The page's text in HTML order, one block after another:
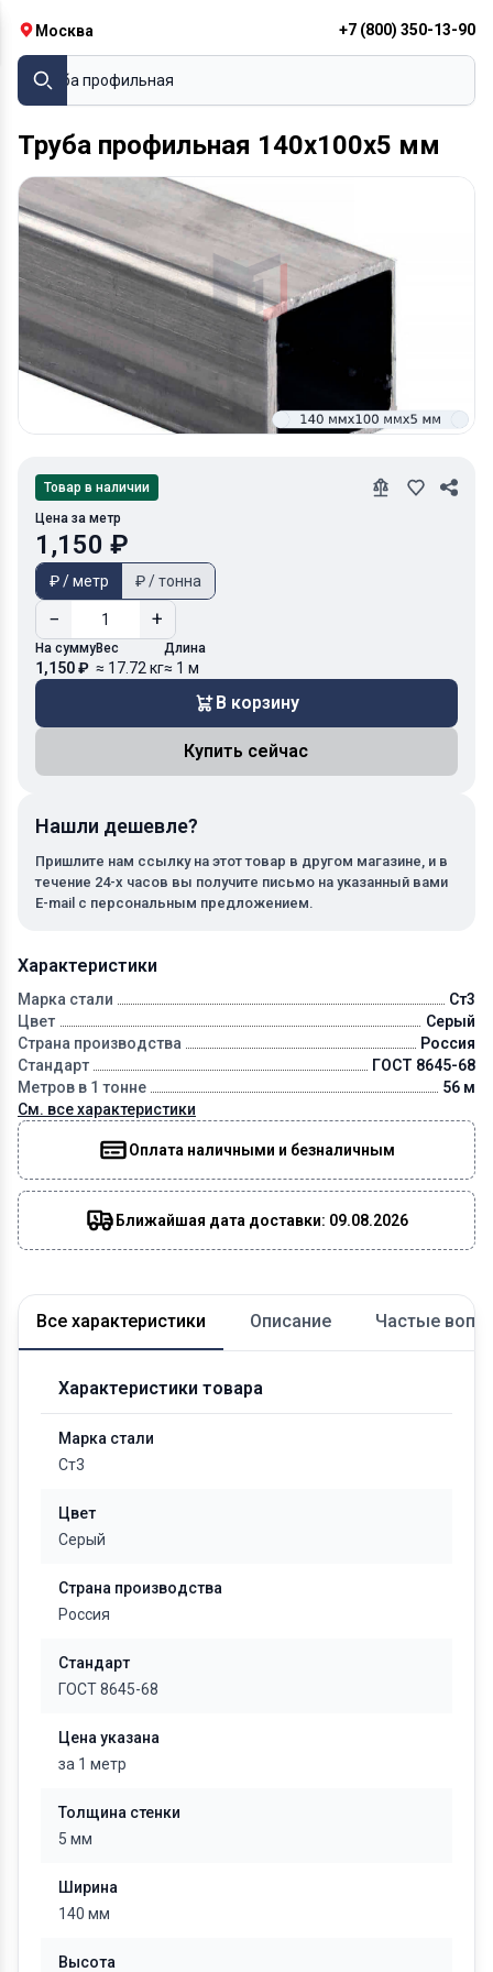
Москва +7 (800) 350-13-90
Труба профильная
Труба профильная 140х100х5 мм
Характеристики
Марка стали
Ст3
Цвет
Серый
Страна производства
Россия
Стандарт
ГОСТ 8645-68
Метров в 1 тонне
56 м
См. все характеристики
Оплата наличными и безналичным
Ближайшая дата доставки: 09.08.2026
Товар в наличии
Цена за метр
1,150 ₽
₽ / метр ₽ / тонна
− +
На сумму
1,150 ₽
Вес
≈ 17.72 кг
Длина
≈ 1 м
В корзину
Купить сейчас
Нашли дешевле?
Пришлите нам ссылку на этот товар в другом магазине, и в
течение 24-х часов вы получите письмо на указанный вами
E-mail с персональным предложением.
Все характеристики Описание Частые
Характеристики товара
Марка стали
Ст3
Цвет
Серый
Страна производства
Россия
Стандарт
ГОСТ 8645-68
Цена указана
за 1 метр
Толщина стенки
5 мм
Ширина
140 мм
Высота